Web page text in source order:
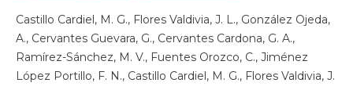
Castillo Cardiel, M. G., Flores Valdivia, J. L., González Ojeda,
A., Cervantes Guevara, G., Cervantes Cardona, G. A.,
Ramírez-Sánchez, M. V., Fuentes Orozco, C., Jiménez
López Portillo, F. N., Castillo Cardiel, M. G., Flores Valdivia, J.